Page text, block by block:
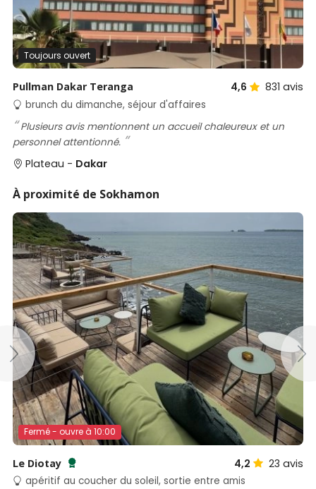
Toujours ouvert
Pullman Dakar Teranga 4,6 831 avis
brunch du dimanche, séjour d'affaires
Plusieurs avis mentionnent un accueil chaleureux et un
personnel attentionné.
Plateau - Dakar
À proximité de Sokhamon
Fermé - ouvre à 10:00
Le Diotay
Testé et approuvé par SénéGuide
4,2 23 avis
apéritif au coucher du soleil, sortie entre amis